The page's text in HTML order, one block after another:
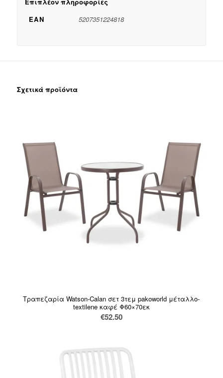
EAN
5207351224818
Σχετικά προϊόντα
Τραπεζαρία Watson-Calan σετ 3τεμ pakoworld μέταλλο-
textilene καφέ Φ60×70εκ
€52.50